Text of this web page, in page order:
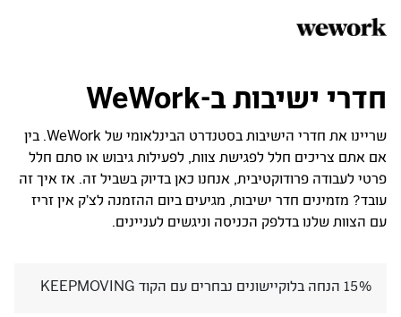
חדרי ישיבות ב-WeWork
שריינו את חדרי הישיבות בסטנדרט הבינלאומי של WeWork. בין
אם אתם צריכים חלל לפגישת צוות, לפעילות גיבוש או סתם חלל
פרטי לעבודה פרודוקטיבית, אנחנו כאן בדיוק בשביל זה. אז איך זה
עובד? מזמינים חדר ישיבות, מגיעים ביום ההזמנה לצ'ק אין זריז
עם הצוות שלנו בדלפק הכניסה וניגשים לעניינים.
15% הנחה בלוקיישונים נבחרים עם הקוד KEEPMOVING